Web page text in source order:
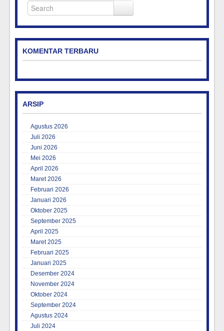
KOMENTAR TERBARU
ARSIP
Agustus 2026
Juli 2026
Juni 2026
Mei 2026
April 2026
Maret 2026
Februari 2026
Januari 2026
Oktober 2025
September 2025
April 2025
Maret 2025
Februari 2025
Januari 2025
Desember 2024
November 2024
Oktober 2024
September 2024
Agustus 2024
Juli 2024